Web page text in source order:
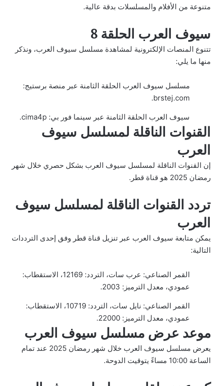
متنوعة من الأفلام والمسلسلات بدقة عالية.
سيوف العرب الحلقة 8
تتنوع المنصات الإلكترونية لمشاهدة مسلسل سيوف العرب، ونذكر
منها ما يلي:
مسلسل سيوف العرب الحلقة الثامنة عبر منصة برستيج:
brstej.com.
سيوف العرب الحلقة الثامنة عبر سينما فور بي: cima4p.
القنوات الناقلة لمسلسل سيوف
العرب
إن القنوات الناقلة لمسلسل سيوف العرب بشكل حصري خلال شهر
رمضان 2025 هو قناة قطر.
تردد القنوات الناقلة لمسلسل سيوف
العرب
يمكن متابعة سيوف العرب عبر تنزيل قناة قطر وفق إحدى الترددات
التالية:
القمر الصناعي: عرب سات، التردد: 12169، الاستقطاب:
عمودي، معدل الترميز: 2003.
القمر الصناعي: نايل سات، التردد: 10719، الاستقطاب:
عمودي، معدل الترميز: 22000.
موعد عرض مسلسل سيوف العرب
يعرض مسلسل سيوف العرب خلال شهر رمضان 2025 عند تمام
الساعة 10:00 مساءً يتوقيت الدوحة.